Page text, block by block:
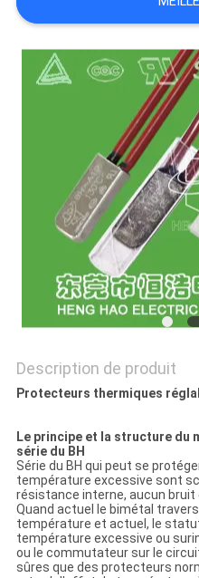
TOUS
CAS
PRIVACY
POLICY
Description de produit
Protecteurs thermiques
Le principe et la structure du
série du BH
Série du BH qui peut se
température excessive sont
résistance interne, aucun
Quand actuel le bimétal
température et actuel, le
température excessive ou
ou le commutateur sur le
sûres que des protecteurs